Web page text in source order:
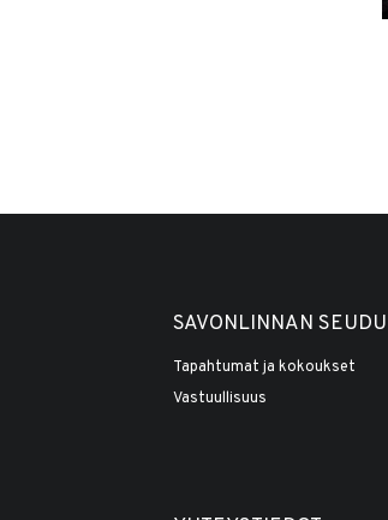
SAVONLINNAN
Tapahtumat ja kokoukset
Vastuullisuus